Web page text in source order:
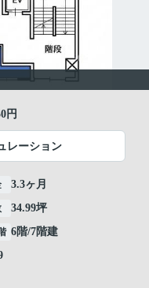
円
レーション
3.3ヶ月
34.99坪
6階/7階建